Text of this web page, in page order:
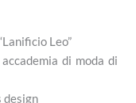
Leo”
di moda di
design